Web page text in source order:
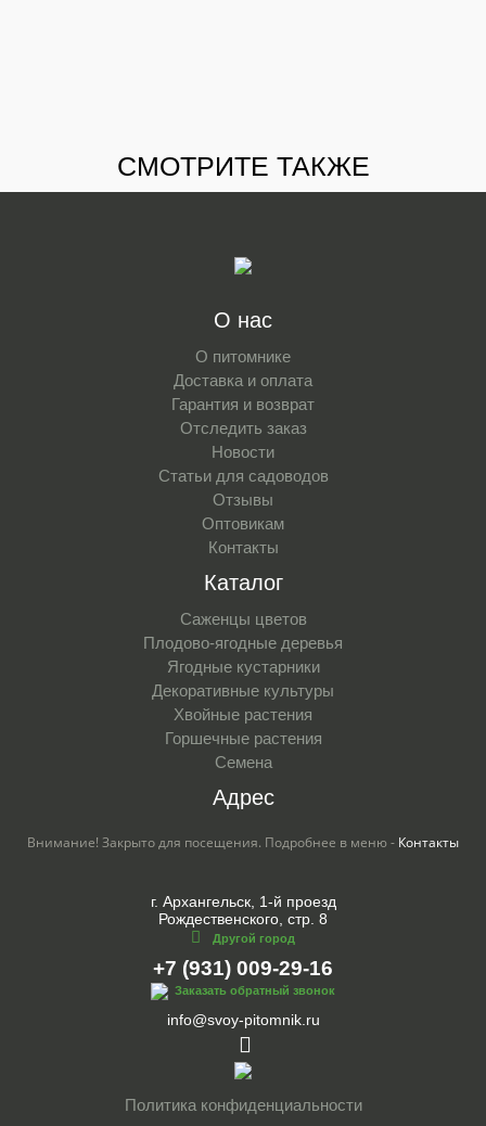
СМОТРИТЕ ТАКЖЕ
О нас
О питомнике
Доставка и оплата
Гарантия и возврат
Отследить заказ
Новости
Статьи для садоводов
Отзывы
Оптовикам
Контакты
Каталог
Саженцы цветов
Плодово-ягодные деревья
Ягодные кустарники
Декоративные культуры
Хвойные растения
Горшечные растения
Семена
Адрес
Внимание! Закрыто для посещения. Подробнее в меню - Контакты
г. Архангельск, 1-й проезд
Рождественского, стр. 8
Другой город
+7 (931) 009-29-16
Заказать обратный звонок
info@svoy-pitomnik.ru
Политика конфиденциальности